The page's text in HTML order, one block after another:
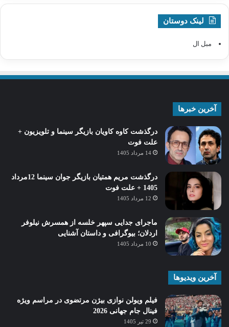
لینک دوستان
مبل ال
آخرین خبرها
درگذشت کاوه کاویان بازیگر سینما و تلویزیون +
علت فوت
14 مرداد 1405
درگذشت مریم همتیان بازیگر جوان سینما 12مرداد
1405 + علت فوت
12 مرداد 1405
ماجرای جدایی سپهر خلسه از همسرش نیلوفر
اردلان؛ بیوگرافی و داستان آشنایی
10 مرداد 1405
آخرین ویدیوها
فیلم ویولن نوازی بیژن مرتضوی در مراسم ویژه
فینال جام جهانی 2026
29 تیر 1405